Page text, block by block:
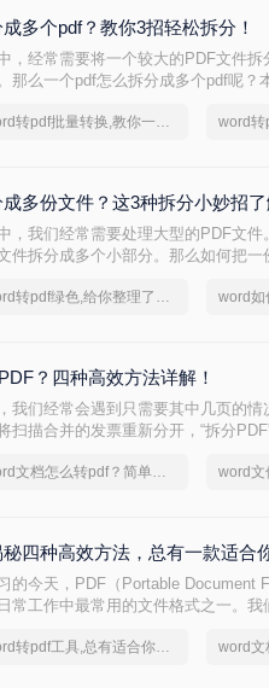
多个pdf？教你3招轻松拆分！
，经常需要将一个较大的PDF文件
那么一个pdf怎么拆分成多个pdf呢？
word转pdf批量转换,教你一招轻松找回 word转
多份文件？这3种拆分小妙招了
，我们经常需要处理大型的PDF文
件拆分成多个小部分。那么如何把
word转pdf绿色,给你整理了一份方案 word如
？四种高效方法详解！
我们经常会遇到只需要其中几页的
扫描合并的发票重新分开，“拆分
word文档怎么转pdf？简单高效的恢复方法
四种高效方法，总有一款适合
的今天，PDF（Portable Document
常工作中最常用的文件格式之一。
、快速地提取出我们需要的部分，就
word转pdf工具,总有适合你的方法